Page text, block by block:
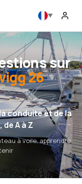
sur
26
conduite et de la
A à Z
à voile, apprendre